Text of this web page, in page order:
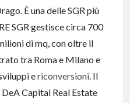
È una delle SGR più
SGR gestisce circa 700
di mq, con oltre il
tra Roma e Milano e
ericonversioni . Il
Capital Real Estate